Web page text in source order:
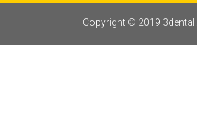
Copyright © 2019